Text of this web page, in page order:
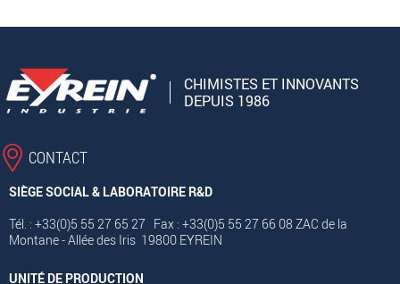
CHIMISTES ET INNOVANTS
DEPUIS 1986
CONTACT
SIÈGE SOCIAL & LABORATOIRE R&D
Tél. : +33(0)5 55 27 65 27 Fax : +33(0)5 55 27 66 08 ZAC de la
Montane - Allée des Iris 19800 EYREIN
UNITÉ DE PRODUCTION